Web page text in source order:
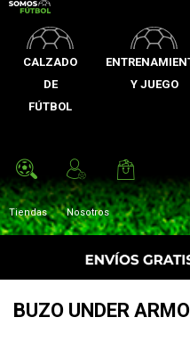
CALZADO
DE
FÚTBOL
Y JUEGO
Tiendas Nosotros
BUZO UNDER